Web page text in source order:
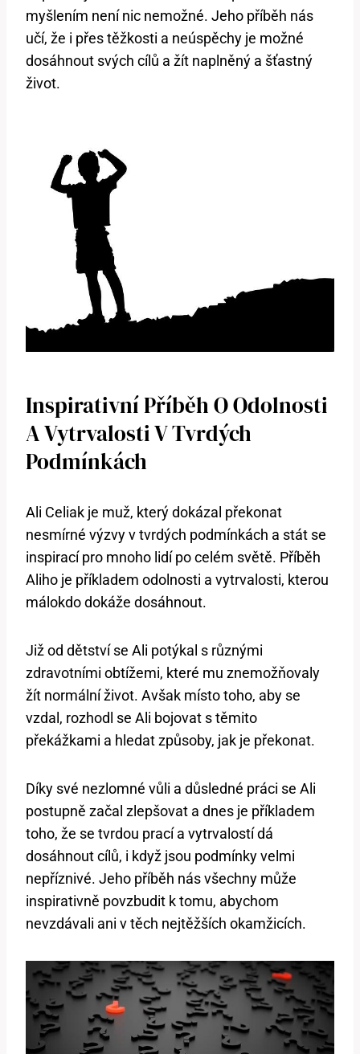
myšlením není nic nemožné. Jeho příběh nás
učí, že i přes těžkosti a neúspěchy je možné
dosáhnout svých cílů a žít naplněný a šťastný
život.
Inspirativní Příběh O Odolnosti
A Vytrvalosti V Tvrdých
Podmínkách
Ali Celiak je muž, který dokázal překonat
nesmírné výzvy v tvrdých podmínkách a stát se
inspirací pro mnoho lidí po celém světě. Příběh
Aliho je příkladem odolnosti a vytrvalosti, kterou
málokdo dokáže dosáhnout.
Již od dětství se Ali potýkal s různými
zdravotními obtížemi, které mu znemožňovaly
žít normální život. Avšak místo toho, aby se
vzdal, rozhodl se Ali bojovat s těmito
překážkami a hledat způsoby, jak je překonat.
Díky své nezlomné vůli a důsledné práci se Ali
postupně začal zlepšovat a dnes je příkladem
toho, že se tvrdou prací a vytrvalostí dá
dosáhnout cílů, i když jsou podmínky velmi
nepříznivé. Jeho příběh nás všechny může
inspirativně povzbudit k tomu, abychom
nevzdávali ani v těch nejtěžších okamžicích.